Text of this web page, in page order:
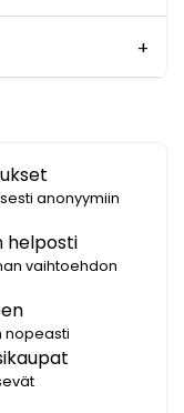
anonyymiin
helposti
vaihtoehdon
nopeasti